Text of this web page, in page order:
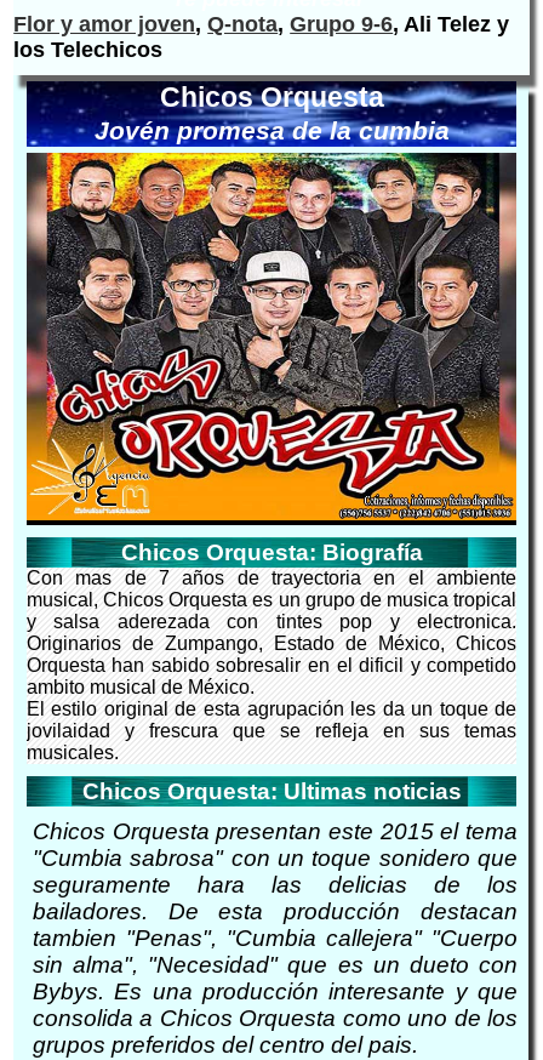
Flor y amor joven,Q-nota,Grupo 9-6, Ali Telez y
los Telechicos
Chicos Orquesta
Jovén promesa de la cumbia
Chicos Orquesta: Biografía
Con mas de 7 años de trayectoria en el ambiente
musical, Chicos Orquesta es un grupo de musica tropical
y salsa aderezada con tintes pop y electronica.
Originarios de Zumpango, Estado de México, Chicos
Orquesta han sabido sobresalir en el dificil y competido
ambito musical de México.
El estilo original de esta agrupación les da un toque de
jovilaidad y frescura que se refleja en sus temas
musicales.
Chicos Orquesta: Ultimas noticias
Chicos Orquesta presentan este 2015 el tema
"Cumbia sabrosa" con un toque sonidero que
seguramente hara las delicias de los
bailadores. De esta producción destacan
tambien "Penas", "Cumbia callejera" "Cuerpo
sin alma", "Necesidad" que es un dueto con
Bybys. Es una producción interesante y que
consolida a Chicos Orquesta como uno de los
grupos preferidos del centro del pais.